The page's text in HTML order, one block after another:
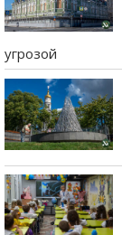
угрозой